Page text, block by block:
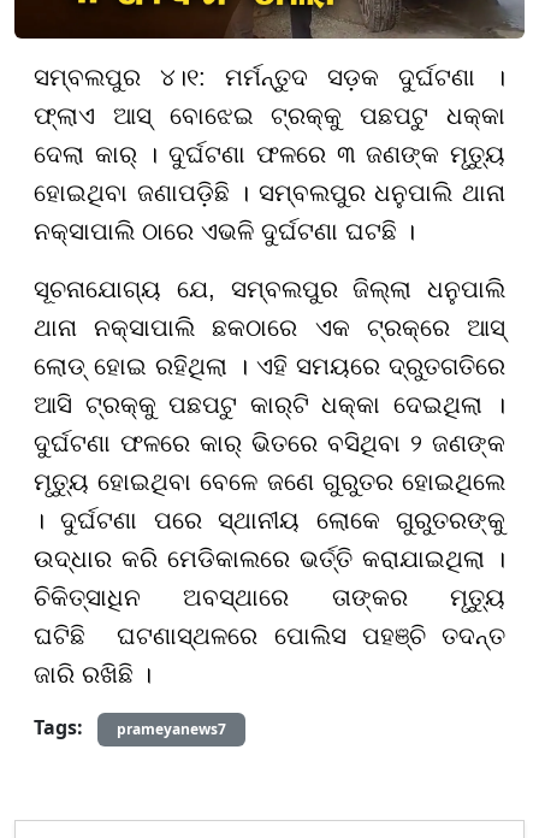
ସମ୍ବଲପୁର ୪।୧: ମର୍ମନ୍ତୁଦ ସଡ଼କ ଦୁର୍ଘଟଣା ।
ଫ୍ଲାଏ ଆସ୍ ବୋଝେଇ ଟ୍ରକ୍‌କୁ ପଛପଟୁ ଧକ୍କା
ଦେଲା କାର୍ । ଦୁର୍ଘଟଣା ଫଳରେ ୩ ଜଣଙ୍କ ମୃତ୍ୟୁ
ହୋଇଥିବା ଜଣାପଡ଼ିଛି । ସମ୍ବଲପୁର ଧନୁପାଲି ଥାନା
ନକ୍ସାପାଲି ଠାରେ ଏଭଳି ଦୁର୍ଘଟଣା ଘଟଛି ।
ସୂଚନାଯୋଗ୍ୟ ଯେ, ସମ୍ବଲପୁର ଜିଲ୍ଲା ଧନୁପାଲି
ଥାନା ନକ୍ସାପାଲି ଛକଠାରେ ଏକ ଟ୍ରକ୍‌ରେ ଆସ୍
ଲୋଡ୍ ହୋଇ ରହିଥିଲା । ଏହି ସମୟରେ ଦ୍ରୁତଗତିରେ
ଆସି ଟ୍ରକ୍‌କୁ ପଛପଟୁ କାର୍‌ଟି ଧକ୍କା ଦେଇଥିଲା ।
ଦୁର୍ଘଟଣା ଫଳରେ କାର୍ ଭିତରେ ବସିଥିବା ୨ ଜଣଙ୍କ
ମୃତ୍ୟୁ ହୋଇଥିବା ବେଳେ ଜଣେ ଗୁରୁତର ହୋଇଥିଲେ
। ଦୁର୍ଘଟଣା ପରେ ସ୍ଥାନୀୟ ଲୋକେ ଗୁରୁତରଙ୍କୁ
ଉଦ୍ଧାର କରି ମେଡିକାଲରେ ଭର୍ତ୍ତି କରାଯାଇଥିଲା ।
ଚିକିତ୍ସାଧିନ ଅବସ୍ଥାରେ ତାଙ୍କର ମୃତ୍ୟୁ
ଘଟିଛି ଘଟଣାସ୍ଥଳରେ ପୋଲିସ ପହଞ୍ଚି ତଦନ୍ତ
ଜାରି ରଖିଛି ।
Tags:
prameyanews7